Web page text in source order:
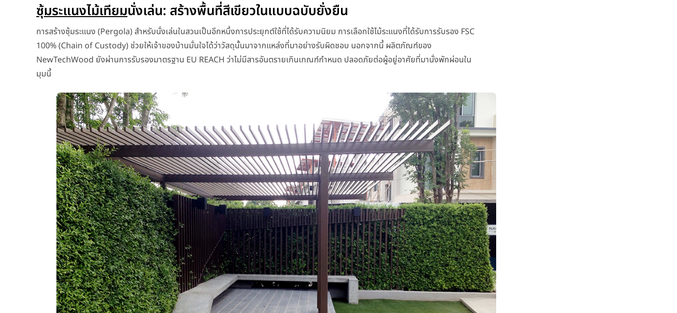
ซุ้มระแนงไม้เทียมนั่งเล่น: สร้างพื้นที่สีเขียวในแบบฉบับยั่งยืน
การสร้างซุ้มระแนง (Pergola) สำหรับนั่งเล่นในสวนเป็นอีกหนึ่งการประยุกต์ใช้ที่ได้รับความนิยม การเลือกใช้ไม้ระแนงที่ได้รับการรับรอง FSC
100% (Chain of Custody) ช่วยให้เจ้าของบ้านมั่นใจได้ว่าวัสดุนั้นมาจากแหล่งที่มาอย่างรับผิดชอบ นอกจากนี้ ผลิตภัณฑ์ของ
NewTechWood ยังผ่านการรับรองมาตรฐาน EU REACH ว่าไม่มีสารอันตรายเกินเกณฑ์กำหนด ปลอดภัยต่อผู้อยู่อาศัยที่มานั่งพักผ่อนใน
มุมนี้